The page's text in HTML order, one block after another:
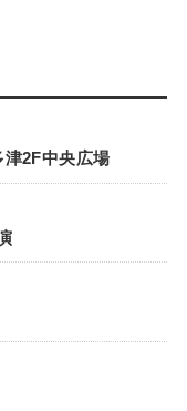
2F中央広場